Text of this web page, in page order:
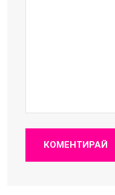
КОМЕНТИРАЙ